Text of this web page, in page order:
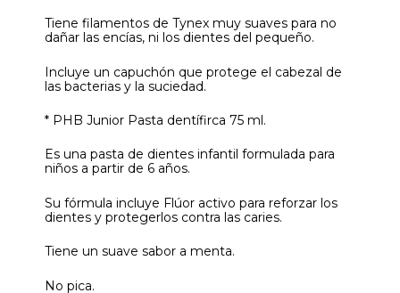
Tiene filamentos de Tynex muy suaves para no
dañar las encías, ni los dientes del pequeño.
Incluye un capuchón que protege el cabezal de
las bacterias y la suciedad.
* PHB Junior Pasta dentífirca 75 ml.
Es una pasta de dientes infantil formulada para
niños a partir de 6 años.
Su fórmula incluye Flúor activo para reforzar los
dientes y protegerlos contra las caries.
Tiene un suave sabor a menta.
No pica.